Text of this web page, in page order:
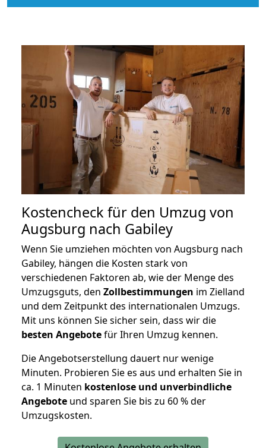
Kostencheck für den Umzug von
Augsburg nach Gabiley
Wenn Sie umziehen möchten von Augsburg nach
Gabiley, hängen die Kosten stark von
verschiedenen Faktoren ab, wie der Menge des
Umzugsguts, den Zollbestimmungen im Zielland
und dem Zeitpunkt des internationalen Umzugs.
Mit uns können Sie sicher sein, dass wir die
besten Angebotefür Ihren Umzug kennen.
Die Angebotserstellung dauert nur wenige
Minuten. Probieren Sie es aus und erhalten Sie in
ca. 1 Minuten kostenlose und unverbindliche
Angebote und sparen Sie bis zu 60 % der
Umzugskosten.